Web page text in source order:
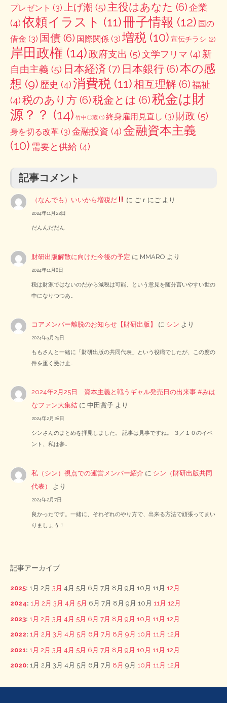
プレゼント (3) 上げ潮 (5) 主役はあなた (6)企業
(4)依頼イラスト (11)冊子情報 (12) 国の
借金 (3) 国債 (6) 国際関係 (3) 増税 (10) 宣伝チラシ (2)
岸田政権 (14)政府支出 (5)文学フリマ (4) 新
自由主義 (5) 日本経済 (7) 日本銀行 (6)本の感
想 (9) 歴史 (4)消費税 (11)相互理解 (6)福祉
(4)税のあり方 (6)税金とは (6)税金は財
源？？ (14) 竹中〇蔵 (1) 終身雇用見直し (3) 財政 (5)
身を切る改革 (3) 金融投資 (4)金融資本主義
(10) 需要と供給 (4)
記事コメント
（なんでも）いいから増税だ に ごｒにご より
2024年11月22日
だんんだだん
財研出版解散に向けた今後の予定 に MMARO より
2024年11月8日
税は財源ではないのだから減税は可能、という意見を随分言いやすい世の
中になりつつあ…
コアメンバー離脱のお知らせ【財研出版】 に シン より
2024年3月29日
ももさんと一緒に「財研出版の共同代表」という役職でしたが、この度の
件を重く受け止…
2024年2月25日 資本主義と戦うギャル発売日の出来事 #みは
なファン大集結 に中田賞子 より
2024年2月28日
シンさんのまとめを拝見しました。 記事は見事ですね。 ３／１０のイベ
ント、私は参…
私（シン）視点での運営メンバー紹介 に シン（財研出版共同
代表）
より
2024年2月7日
良かったです。一緒に、それぞれのやり方で、出来る方法で頑張ってまい
りましょう！
記事アーカイブ
2025: 1月 2月 3月 4月 5月 6月 7月 8月 9月 10月 11月 12月
2024: 1月 2月 3月 4月 5月 6月 7月 8月 9月 10月 11月 12月
2023: 1月 2月 3月 4月 5月 6月 7月 8月 9月 10月 11月 12月
2022: 1月 2月 3月 4月 5月 6月 7月 8月 9月 10月 11月 12月
2021: 1月 2月 3月 4月 5月 6月 7月 8月 9月 10月 11月 12月
2020: 1月 2月 3月 4月 5月 6月 7月 8月 9月 10月 11月 12月